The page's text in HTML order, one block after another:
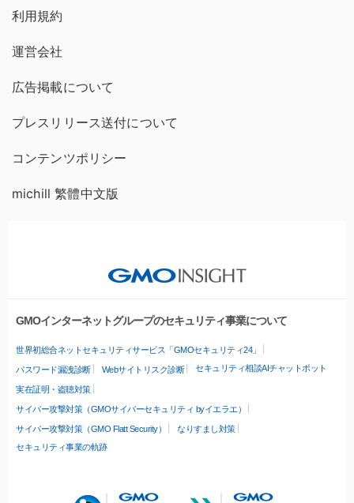
利用規約
運営会社
広告掲載について
プレスリリース送付について
コンテンツポリシー
michill 繁體中文版
GMOインターネットグループのセキュリティ事業について
世界初総合ネットセキュリティサービス「GMOセキュリティ24」
パスワード漏洩診断 Webサイトリスク診断 セキュリティ相談AIチャットボット
実在証明・盗聴対策
サイバー攻撃対策（GMOサイバーセキュリティ byイエラエ）
サイバー攻撃対策（GMO Flatt Security）
なりすまし対策
セキュリティ事業の軌跡